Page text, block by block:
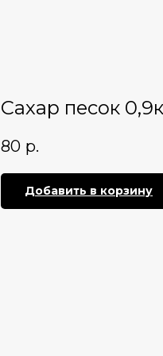
Сахар песок
80 р.
Добавить в корзину